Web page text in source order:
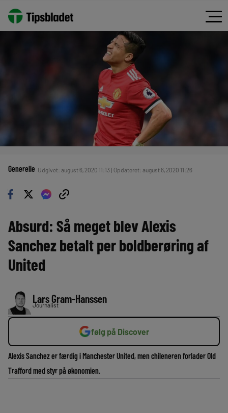
Generelle Udgivet: august 6, 2020 11:13 | Opdateret: august 6, 2020 11:26
Absurd: Så meget blev Alexis
Sanchez betalt per boldberøring af
United
Lars Gram-Hanssen
Journalist
følg på Discover
Alexis Sanchez er færdig i Manchester United, men chileneren forlader Old
Trafford med styr på økonomien.